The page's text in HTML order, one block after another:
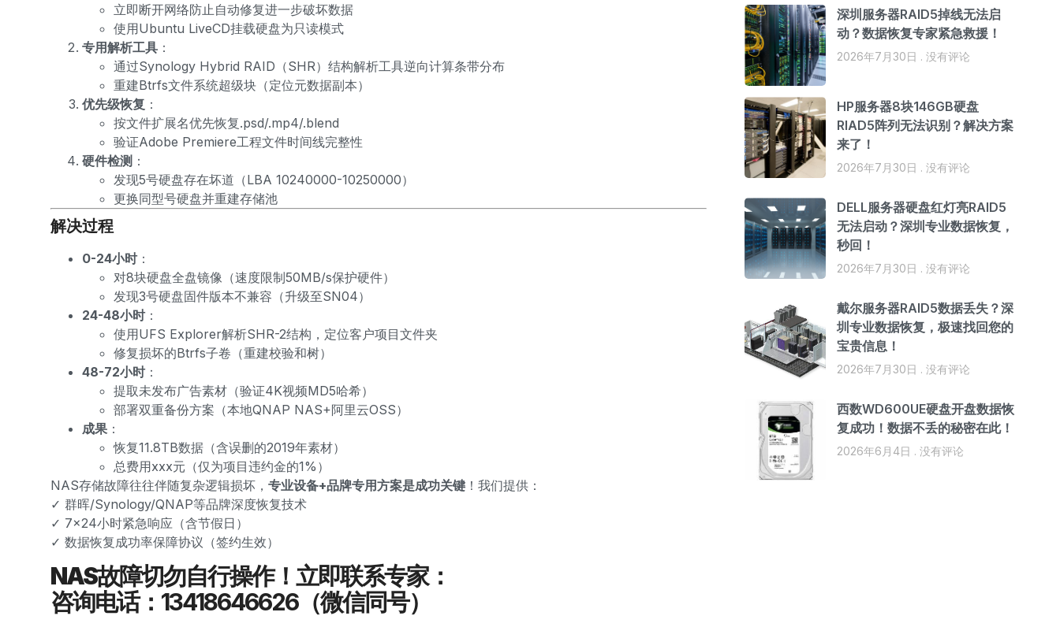
立即断开网络防止自动修复进一步破坏数据
使用Ubuntu LiveCD挂载硬盘为只读模式
专用解析工具 ：
通过Synology Hybrid RAID（SHR）结构解析工具逆向计算条带分布
重建Btrfs文件系统超级块（定位元数据副本）
优先级恢复 ：
按文件扩展名优先恢复.psd/.mp4/.blend
验证Adobe Premiere工程文件时间线完整性
硬件检测 ：
发现5号硬盘存在坏道（LBA 10240000-10250000）
更换同型号硬盘并重建存储池
解决过程
0-24小时：
对8块硬盘全盘镜像（速度限制50MB/s保护硬件）
发现3号硬盘固件版本不兼容（升级至SN04）
24-48小时：
使用UFS Explorer解析SHR-2结构，定位客户项目文件夹
修复损坏的Btrfs子卷（重建校验和树）
48-72小时：
提取未发布广告素材（验证4K视频MD5哈希）
部署双重备份方案（本地QNAP NAS+阿里云OSS）
成果 ：
恢复11.8TB数据（含误删的2019年素材）
总费用xxx元（仅为项目违约金的1%）
NAS存储故障往往伴随复杂逻辑损坏， 专业设备+品牌专用方案是成功关键 ！我们提供：
✓ 群晖/Synology/QNAP等品牌深度恢复技术
✓ 7×24小时紧急响应（含节假日）
✓ 数据恢复成功率保障协议（签约生效）
NAS故障切勿自行操作！立即联系专家：
咨询电话：13418646626（微信同号）
深圳服务器RAID5掉线无法启
动？数据恢复专家紧急救援！
2026年7月30日 没有评论
HP服务器8块146GB硬盘
RIAD5阵列无法识别？解决方案
来了！
2026年7月30日 没有评论
DELL服务器硬盘红灯亮RAID5
无法启动？深圳专业数据恢复，
秒回！
2026年7月30日 没有评论
戴尔服务器RAID5数据丢失？深
圳专业数据恢复，极速找回您的
宝贵信息！
2026年7月30日 没有评论
西数WD600UE硬盘开盘数据恢
复成功！数据不丢的秘密在此！
2026年6月4日 没有评论